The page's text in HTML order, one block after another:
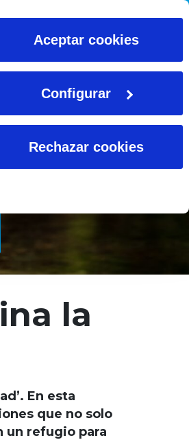
Aceptar cookies
Configurar
Rechazar cookies
la
En esta
que no solo
un refugio para